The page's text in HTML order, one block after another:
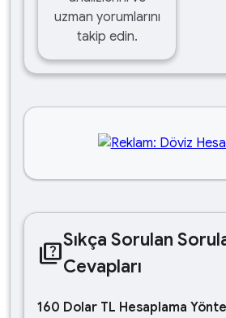
uzman yorumlarını
takip edin.
quizSıkça Sorulan
Cevapları
160 Dolar TL Hesaplama